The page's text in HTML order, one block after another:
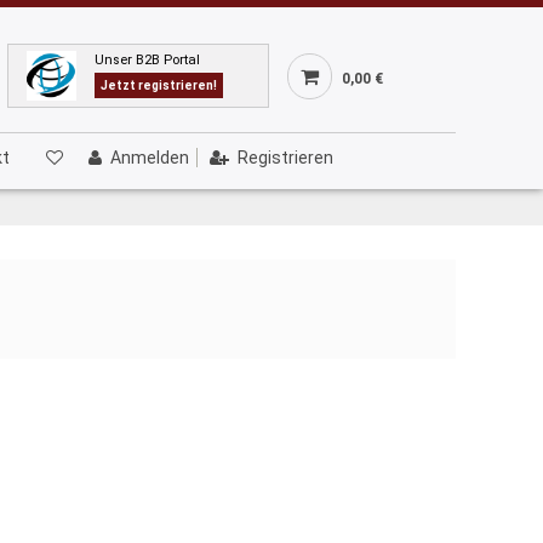
Unser B2B Portal
Jetzt registrieren! 0,00 €
Anmelden Registrieren